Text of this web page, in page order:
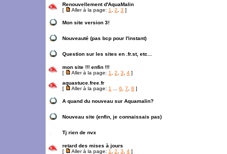
Renouvellement d'AquaMalin
[
Aller à la page: 1 2 3 ]
Mon site version 3!
Nouveauté (pas bcp pour l'instant)
Question sur les sites en .fr.st, etc...
mon site !!! enfin !!!
[
Aller à la page: 1 2 3 4 ]
aquastuce.free.fr
[
Aller à la page: 1 6 7 8 ]
A quand du nouveau sur Aquamalin?
Nouveau site (enfin, je connaissais pas)
Tj rien de nvx
retard des mises à jours
[
Aller à la page: 1 2 3 4 ]